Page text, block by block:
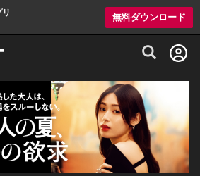
無料ダウンロード
グルメ情報・プレミアムレストラン予約